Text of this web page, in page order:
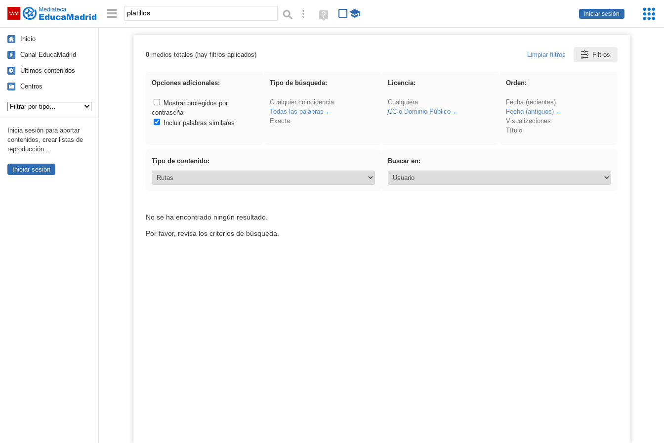
Saltar navegación
Iniciar sesión
Palabra o frase: Búsqueda avanzada
Ayuda
(en
Inicio
Canal EducaMadrid
Últimos contenidos
Centros
Inicia sesión para aportar
contenidos, crear listas de
reproducción...
Iniciar sesión
Resultados de: platillos
0medios totales (hay filtros aplicados) Limpiar filtros Filtros
Opciones adicionales:
Mostrar protegidos por
contraseña
Incluir palabras similares
Tipo de búsqueda:
Cualquier coincidencia
Todas las palabras
Exacta
Licencia:
Cualquiera
CCo Dominio Público
Orden:
Fecha (recientes)
Fecha (antiguos)
Visualizaciones
Título
Tipo de contenido: Buscar en:
No se ha encontrado ningún resultado.
Por favor, revisa los criterios de búsqueda.